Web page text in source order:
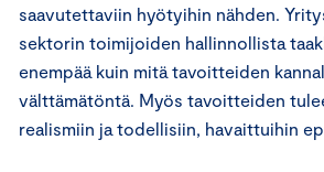
saavutettaviin hyötyihin nähden.
sektorin toimijoiden hallinnollista
enempää kuin mitä tavoitteiden
välttämätöntä. Myös tavoitteiden
realismiin ja todellisiin, havaittuihin